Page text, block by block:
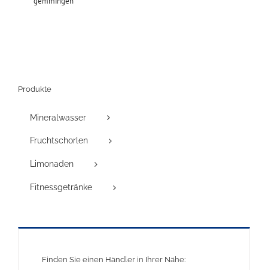
Produkte
Mineralwasser
Fruchtschorlen
Limonaden
Fitnessgetränke
Finden Sie einen Händler in Ihrer Nähe: